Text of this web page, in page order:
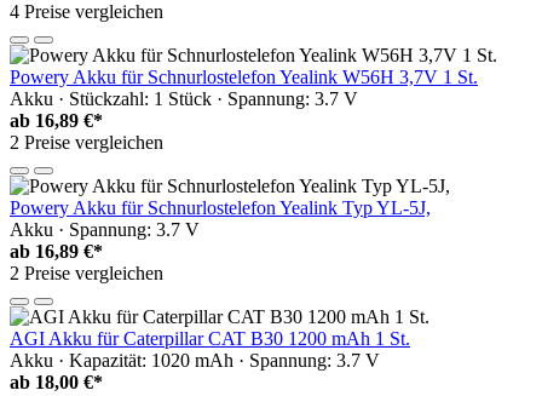
4 Preise vergleichen
Powery Akku für Schnurlostelefon Yealink W56H 3,7V 1 St.
Akku · Stückzahl: 1 Stück · Spannung: 3.7 V
ab 16,89 €*
2 Preise vergleichen
Powery Akku für Schnurlostelefon Yealink Typ YL-5J,
Akku · Spannung: 3.7 V
ab 16,89 €*
2 Preise vergleichen
AGI Akku für Caterpillar CAT B30 1200 mAh 1 St.
Akku · Kapazität: 1020 mAh · Spannung: 3.7 V
ab 18,00 €*